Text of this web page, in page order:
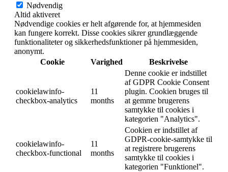
Nødvendig
Altid aktiveret
Nødvendige cookies er helt afgørende for, at hjemmesiden
kan fungere korrekt. Disse cookies sikrer grundlæggende
funktionaliteter og sikkerhedsfunktioner på hjemmesiden,
anonymt.
Cookie
Varighed Beskrivelse
cookielawinfo-
checkbox-analytics
11
months
Denne cookie er indstillet
af GDPR Cookie Consent
plugin. Cookien bruges til
at gemme brugerens
samtykke til cookies i
kategorien "Analytics".
cookielawinfo-
checkbox-functional
11
months
Cookien er indstillet af
GDPR-cookie-samtykke til
at registrere brugerens
samtykke til cookies i
kategorien "Funktionel".